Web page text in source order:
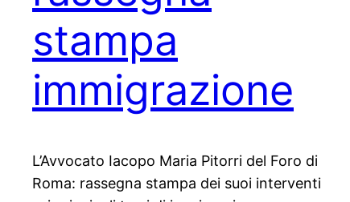
stampa
immigrazione
L’Avvocato Iacopo Maria Pitorri del Foro di
Roma: rassegna stampa dei suoi interventi